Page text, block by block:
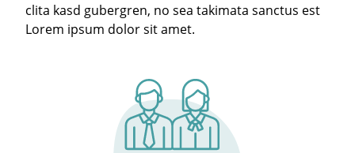
clita kasd gubergren, no sea takimata sanctus est
Lorem ipsum dolor sit amet.